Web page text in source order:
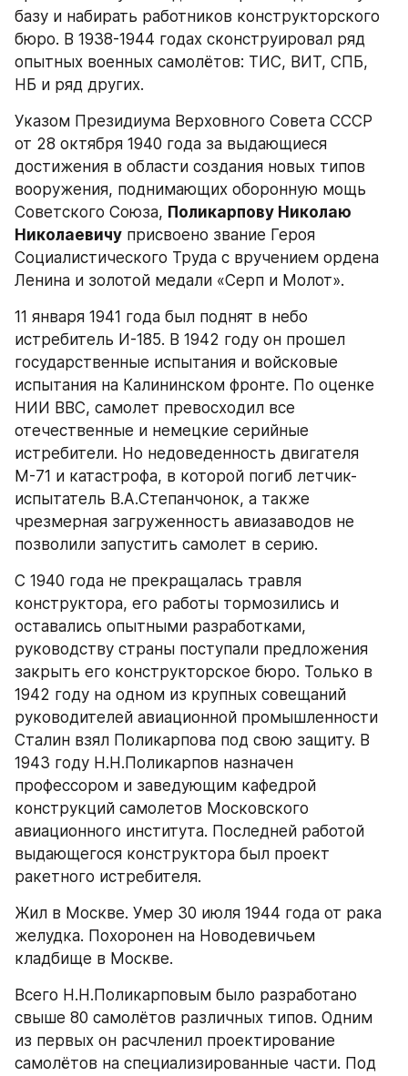
базу и набирать работников конструкторского
бюро. В 1938-1944 годах сконструировал ряд
опытных военных самолётов: ТИС, ВИТ, СПБ,
НБ и ряд других.
Указом Президиума Верховного Совета СССР
от 28 октября 1940 года за выдающиеся
достижения в области создания новых типов
вооружения, поднимающих оборонную мощь
Советского Союза, Поликарпову Николаю
Николаевичу присвоено звание Героя
Социалистического Труда с вручением ордена
Ленина и золотой медали «Серп и Молот».
11 января 1941 года был поднят в небо
истребитель И-185. В 1942 году он прошел
государственные испытания и войсковые
испытания на Калининском фронте. По оценке
НИИ ВВС, самолет превосходил все
отечественные и немецкие серийные
истребители. Но недоведенность двигателя
М-71 и катастрофа, в которой погиб летчик-
испытатель В.А.Степанчонок, а также
чрезмерная загруженность авиазаводов не
позволили запустить самолет в серию.
С 1940 года не прекращалась травля
конструктора, его работы тормозились и
оставались опытными разработками,
руководству страны поступали предложения
закрыть его конструкторское бюро. Только в
1942 году на одном из крупных совещаний
руководителей авиационной промышленности
Сталин взял Поликарпова под свою защиту. В
1943 году Н.Н.Поликарпов назначен
профессором и заведующим кафедрой
конструкций самолетов Московского
авиационного института. Последней работой
выдающегося конструктора был проект
ракетного истребителя.
Жил в Москве. Умер 30 июля 1944 года от рака
желудка. Похоронен на Новодевичьем
кладбище в Москве.
Всего Н.Н.Поликарповым было разработано
свыше 80 самолётов различных типов. Одним
из первых он расчленил проектирование
самолётов на специализированные части. Под